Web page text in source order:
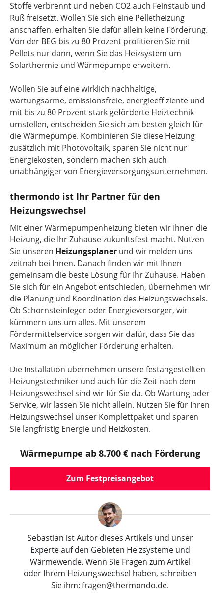
Stoffe verbrennt und neben CO2 auch Feinstaub und
Ruß freisetzt. Wollen Sie sich eine Pelletheizung
anschaffen, erhalten Sie dafür allein keine Förderung.
Von der BEG bis zu 80 Prozent profitieren Sie mit
Pellets nur dann, wenn Sie das Heizsystem um
Solarthermie und Wärmepumpe erweitern.
Wollen Sie auf eine wirklich nachhaltige,
wartungsarme, emissionsfreie, energieeffiziente und
mit bis zu 80 Prozent stark geförderte Heiztechnik
umstellen, entscheiden Sie sich am besten gleich für
die Wärmepumpe. Kombinieren Sie diese Heizung
zusätzlich mit Photovoltaik, sparen Sie nicht nur
Energiekosten, sondern machen sich auch
unabhängiger von Energieversorgungsunternehmen.
thermondo ist Ihr Partner für den
Heizungswechsel
Mit einer Wärmepumpenheizung bieten wir Ihnen die
Heizung, die Ihr Zuhause zukunftsfest macht. Nutzen
Sie unseren Heizungsplaner und wir melden uns
zeitnah bei Ihnen. Danach finden wir mit Ihnen
gemeinsam die beste Lösung für Ihr Zuhause. Haben
Sie sich für ein Angebot entschieden, übernehmen wir
die Planung und Koordination des Heizungswechsels.
Ob Schornsteinfeger oder Energieversorger, wir
kümmern uns um alles. Mit unserem
Fördermittelservice sorgen wir dafür, dass Sie das
Maximum an möglicher Förderung erhalten.
Die Installation übernehmen unsere festangestellten
Heizungstechniker und auch für die Zeit nach dem
Heizungswechsel sind wir für Sie da. Ob Wartung oder
Service, wir lassen Sie nicht allein. Nutzen Sie für Ihren
Heizungswechsel unser Komplettpaket und sparen
Sie langfristig Energie und Heizkosten.
Wärmepumpe ab 8.700 € nach Förderung
Zum Festpreisangebot
Sebastian ist Autor dieses Artikels und unser
Experte auf den Gebieten Heizsysteme und
Wärmewende. Wenn Sie Fragen zum Artikel
oder Ihrem Heizungswechsel haben, schreiben
Sie ihm: fragen@thermondo.de.